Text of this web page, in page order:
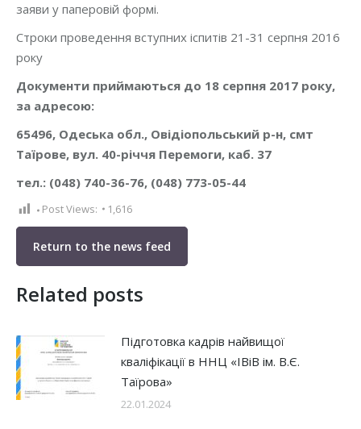
заяви у паперовій формі.
Строки проведення вступних іспитів 21-31 серпня 2016
року
Документи приймаються до 18 серпня 2017 року,
за адресою:
65496, Одеська обл., Овідіопольський р-н, смт
Таїрове, вул. 40-річчя Перемоги, каб. 37
тел.: (048) 740-36-76, (048) 773-05-44
Post Views: 1,616
Return to the news feed
Related posts
Підготовка кадрів найвищої
кваліфікації в ННЦ «ІВіВ ім. В.Є.
Таїрова»
22.01.2024